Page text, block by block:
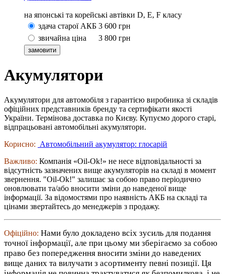
на японські та корейські автівки D, E, F класу
здача старої АКБ 3 600 грн
звичайна ціна
3 800 грн
Акумулятори
Акумулятори для автомобіля з гарантією виробника зі складів
офіційних представників бренду та сертифікати якості
України. Термінова доставка по Києву. Купуємо дорого старі,
відпрацьовані автомобільні акумулятори.
Корисно: Автомобільний акумулятор: глосарій
Важливо: Компанія «Oil-Ok!» не несе відповідальності за
відсутність зазначених вище акумуляторів на складі в момент
звернення. "Oil-Ok!" залишає за собою право періодично
оновлювати та/або вносити зміни до наведеної вище
інформації. За відомостями про наявність АКБ на складі та
цінами звертайтесь до менеджерів з продажу.
Офіційно: Нами було докладено всіх зусиль для подання
точної інформації, але при цьому ми зберігаємо за собою
право без попередження вносити зміни до наведених
вище даних та вилучати з асортименту певні позиції. Ця